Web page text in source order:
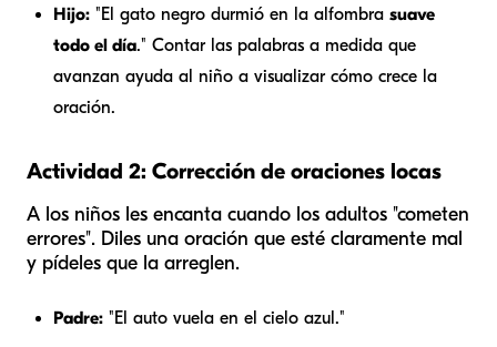
Hijo: "El gato negro durmió en la alfombra suave
todo el día." Contar las palabras a medida que
avanzan ayuda al niño a visualizar cómo crece la
oración.
Actividad 2: Corrección de oraciones locas
A los niños les encanta cuando los adultos "cometen
errores". Diles una oración que esté claramente mal
y pídeles que la arreglen.
Padre: "El auto vuela en el cielo azul."